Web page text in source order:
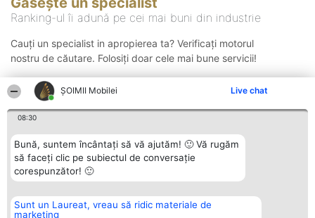
ȘOIMII Mobilei Live chat
08:30
Bună, suntem încântați să vă ajutăm! 🙂 Vă rugăm
să faceți clic pe subiectul de conversație
corespunzător! 🙂
Sunt un Laureat, vreau să ridic materiale de
marketing
Ranking-ul îi adună pe cei mai buni din industrie
Cauți un specialist in apropierea ta? Verificați motorul
nostru de căutare. Folosiți doar cele mai bune servicii!
Organizator Ranking
BRIGHT SOLUTIONS BR SRL
Plebiscyt Contact